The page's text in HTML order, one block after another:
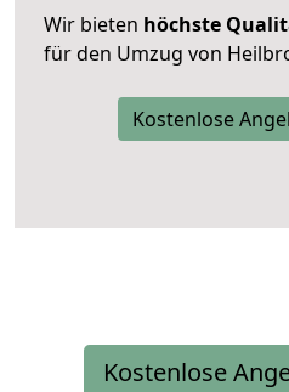
Wir bieten höchste
für den Umzug von
Kostenlose
Kostenlose